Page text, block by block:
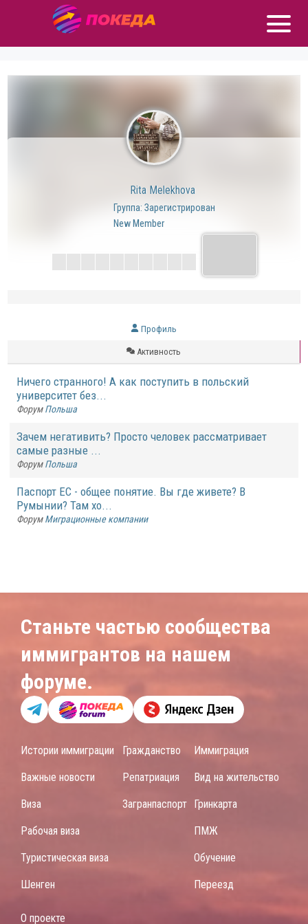
Rita Melekhova
Группа: Зарегистрирован
New Member
Профиль
Активность
Ничего странного! А как поступить в польский
университет без...
Форум Польша
Зачем негативить? Просто человек рассматривает
самые разные ...
Форум Польша
Паспорт ЕС - общее понятие. Вы где живете? В
Румынии? Там хо...
Форум Миграционные компании
Станьте частью сообщества
иммигрантов на нашем
форуме.
Истории иммиграции
Важные новости
Виза
Рабочая виза
Туристическая виза
Шенген
Гражданство
Репатриация
Загранпаспорт
Иммиграция
Вид на жительство
Гринкарта
ПМЖ
Обучение
Переезд
О проекте